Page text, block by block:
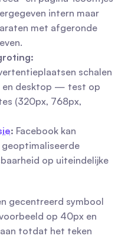
intern maar
met afgeronde
schalen
en desktop — test op
(320px, 768px,
: Facebook kan
geoptimaliseerde
op uiteindelijke
gecentreerd symbool
op 40px en
totdat het teken